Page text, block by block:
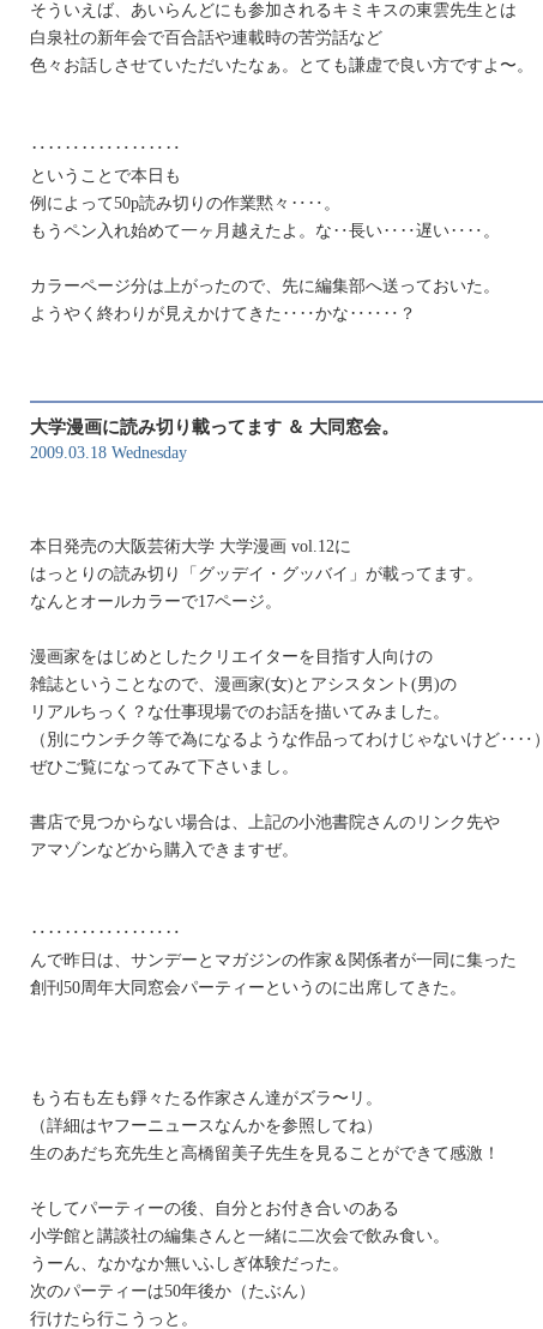
そういえば、あいらんどにも参加されるキミキスの東雲先生とは
白泉社の新年会で百合話や連載時の苦労話など
色々お話しさせていただいたなぁ。とても謙虚で良い方ですよ〜。
‥‥‥‥‥‥‥‥‥
ということで本日も
例によって50p読み切りの作業黙々‥‥。
もうペン入れ始めて一ヶ月越えたよ。な‥長い‥‥遅い‥‥。
カラーページ分は上がったので、先に編集部へ送っておいた。
ようやく終わりが見えかけてきた‥‥かな‥‥‥？
大学漫画に読み切り載ってます ＆ 大同窓会。
2009.03.18 Wednesday
本日発売の大阪芸術大学 大学漫画 vol.12に
はっとりの読み切り「グッデイ・グッバイ」が載ってます。
なんとオールカラーで17ページ。
漫画家をはじめとしたクリエイターを目指す人向けの
雑誌ということなので、漫画家(女)とアシスタント(男)の
リアルちっく？な仕事現場でのお話を描いてみました。
（別にウンチク等で為になるような作品ってわけじゃないけど‥‥）
ぜひご覧になってみて下さいまし。
書店で見つからない場合は、上記の小池書院さんのリンク先や
アマゾンなどから購入できますぜ。
‥‥‥‥‥‥‥‥‥
んで昨日は、サンデーとマガジンの作家＆関係者が一同に集った
創刊50周年大同窓会パーティーというのに出席してきた。
もう右も左も錚々たる作家さん達がズラ〜リ。
（詳細はヤフーニュースなんかを参照してね）
生のあだち充先生と高橋留美子先生を見ることができて感激！
そしてパーティーの後、自分とお付き合いのある
小学館と講談社の編集さんと一緒に二次会で飲み食い。
うーん、なかなか無いふしぎ体験だった。
次のパーティーは50年後か（たぶん）
行けたら行こうっと。